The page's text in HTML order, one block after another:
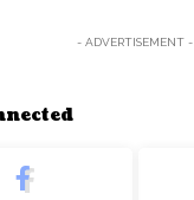
- ADVERTISEMENT -